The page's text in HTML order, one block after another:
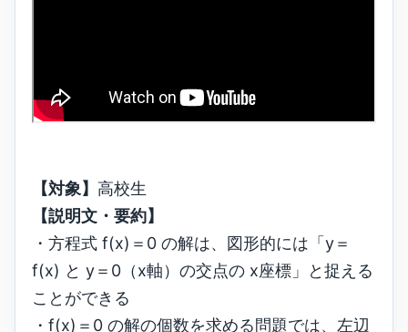
【対象】 高校生
【説明文・要約】
・方程式 f(x)＝0 の解は、図形的には「y＝
f(x) と y＝0（x軸）の交点の x座標」と捉える
ことができる
・f(x)＝0 の解の個数を求める問題では、左辺